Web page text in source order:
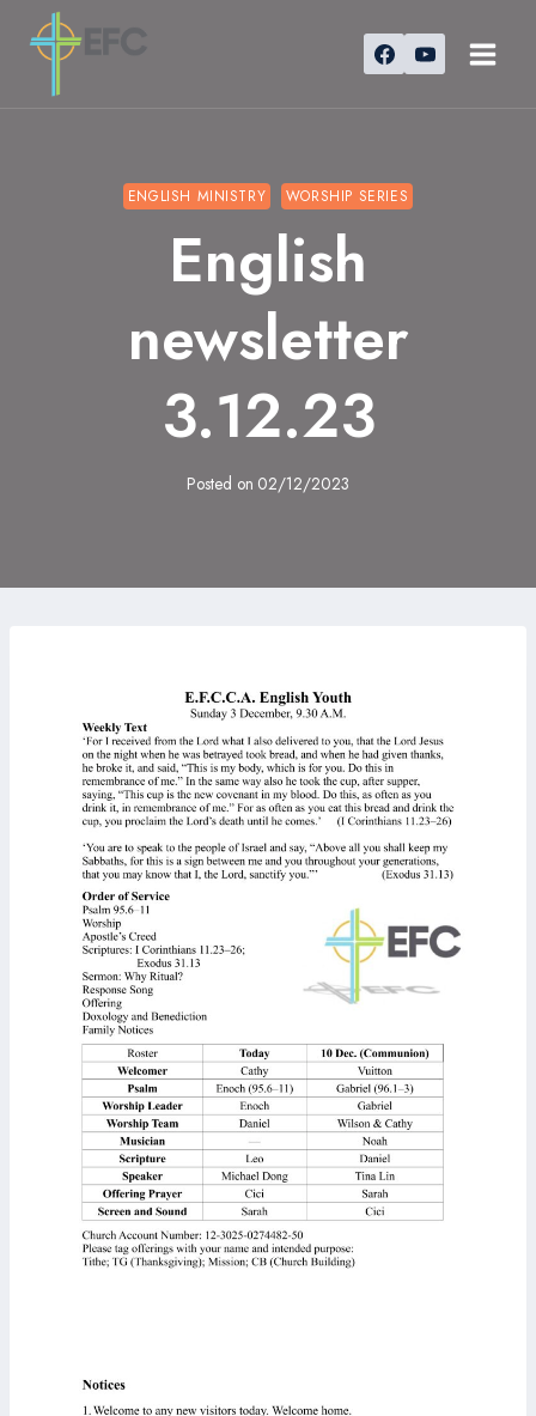
ENGLISH MINISTRY WORSHIP SERIES
English
newsletter
3.12.23
Posted on 02/12/2023